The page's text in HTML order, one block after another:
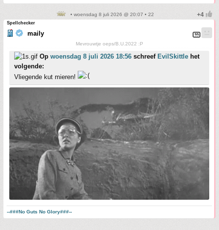
• woensdag 8 juli 2026 @ 20:07 • 22
Spellchecker
maily
Mevrouwtje oeps/B.U.2022 :P
Op woensdag 8 juli 2026 18:56 schreef EvilSkittle het
volgende:
Vliegende kut mieren!
--###No Guts No Glory###--